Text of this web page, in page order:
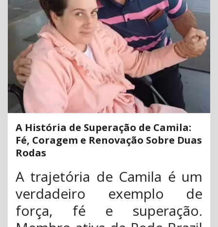
A História de Superação de Camila:
Fé, Coragem e Renovação Sobre Duas
Rodas
A trajetória de Camila é um
verdadeiro exemplo de
força, fé e superação.